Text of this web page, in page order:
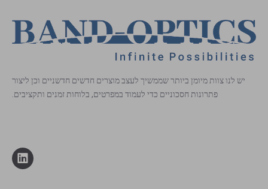
יש לנו צוות מיומן ביותר שממשיך לעצב מוצרים חדשים חדשניים וכן ליצור
פתרונות חסכוניים כדי לעמוד במפרטים, בלוחות זמנים ותקציבים.